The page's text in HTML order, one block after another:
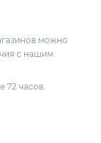
можно
с нашим
72 часов.